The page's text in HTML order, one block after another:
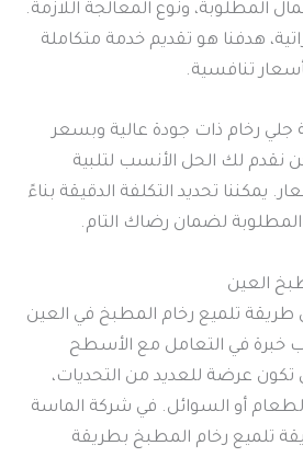
المطلوبة، ونوع المعالجة اللازمة.
هدفنا هو تقديم خدمة متكاملة
تنافسية.
رخام ذات جودة عالية وبسعر
نقدم لك الحل الأنسب لتلبية
يمكننا تحديد التكلفة الدقيقة بناءً
لضمان رضاك التام.
العين
طريقة تلميع رخام المطبخ في العين
خبرة في التعامل مع الأسطح
تكون عرضة للعديد من التحديات،
أو السوائل. في شركة الماسة
تلميع رخام المطبخ بطريقة